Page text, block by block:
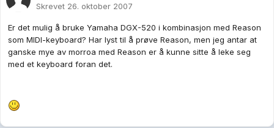
Skrevet 26. oktober 2007
Er det mulig å bruke Yamaha DGX-520 i kombinasjon med Reason
som MIDI-keyboard? Har lyst til å prøve Reason, men jeg antar at
ganske mye av morroa med Reason er å kunne sitte å leke seg
med et keyboard foran det.